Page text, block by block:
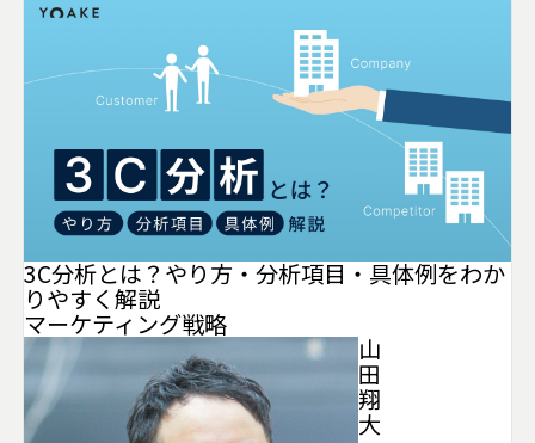
3C分析とは？やり方・分析項目・具体例をわか
りやすく解説
マーケティング戦略
山
田
翔
大